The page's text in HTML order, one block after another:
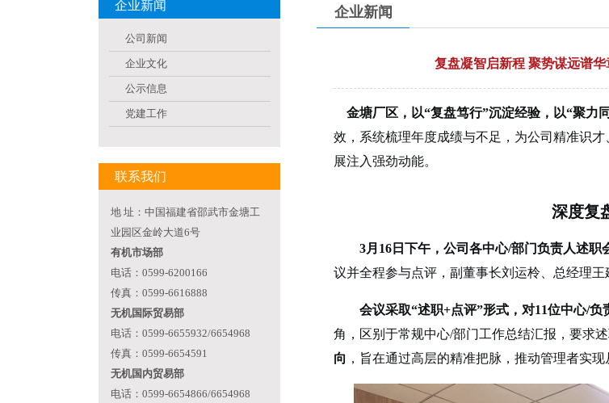
企业新闻
公司新闻
企业文化
公示信息
党建工作
联系我们
地 址：中国福建省邵武市金塘工
业园区金岭大道6号
有机市场部
电话：0599-6200166
传真：0599-6616888
无机国际贸易部
电话：0599-6655932/6654968
传真：0599-6654591
无机国内贸易部
电话：0599-6654866/6654968
企业新闻
复盘凝智启新程 聚势谋远谱
金塘厂区，以“复盘笃行”沉淀经验，以“聚力
效，系统梳理年度成绩与不足，为公司精准识
展注入强劲动能。
深度复
3月16日下午，公司各中心/部门负责人述职
议并全程参与点评，副董事长刘运柃、总经理
会议采取“述职+点评”形式 ， 对11位中心/负
角，区别于常规中心/部门工作总结汇报，要求
向 ，旨在通过高层的精准把脉，推动管理者实现